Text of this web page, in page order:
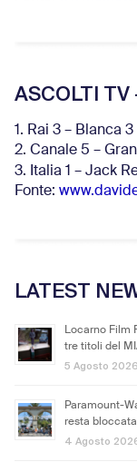
ASCOLTI
1. Rai 3 – Blanca
2. Canale 5 –
3. Italia 1 – Jack
Fonte:
LATEST
Locarno Film
tre titoli del
5 Agosto 2026
Paramount-
resta
4 Agosto